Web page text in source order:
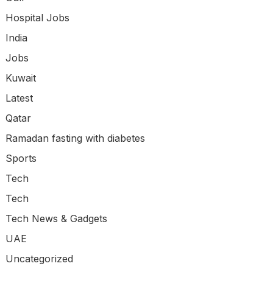
Hospital Jobs
India
Jobs
Kuwait
Latest
Qatar
Ramadan fasting with diabetes
Sports
Tech
Tech
Tech News & Gadgets
UAE
Uncategorized